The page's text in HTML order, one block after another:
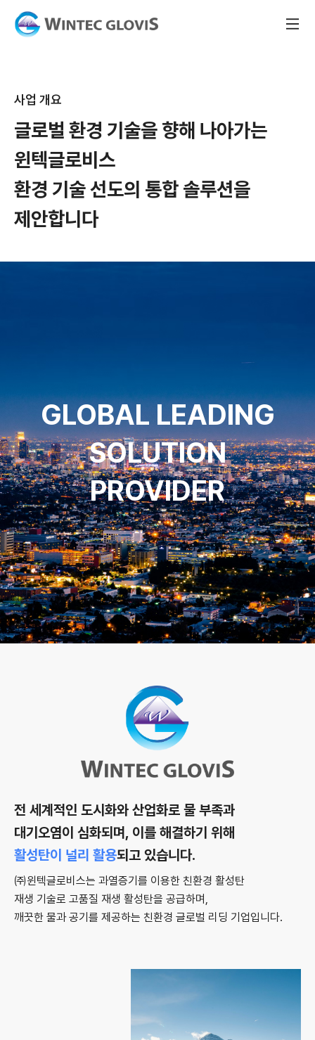
사업 개요
글로벌 환경 기술을 향해 나아가는
윈텍글로비스
환경 기술 선도의 통합 솔루션을
제안합니다
GLOBAL LEADING
SOLUTION
PROVIDER
전 세계적인 도시화와 산업화로 물 부족과
대기오염이 심화되며, 이를 해결하기 위해
활성탄이 널리 활용되고 있습니다.
㈜윈텍글로비스는 과열증기를 이용한 친환경 활성탄
재생 기술로 고품질 재생 활성탄을 공급하며,
깨끗한 물과 공기를 제공하는 친환경 글로벌 리딩 기업입니다.